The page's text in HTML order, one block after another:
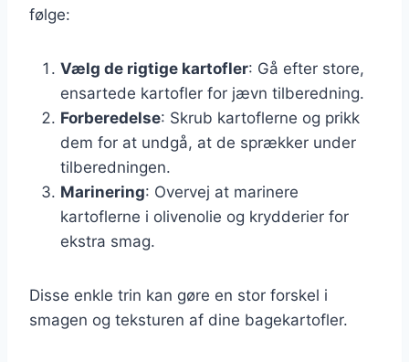
følge:
Vælg de rigtige kartofler: Gå efter store,
ensartede kartofler for jævn tilberedning.
Forberedelse: Skrub kartoflerne og prikk
dem for at undgå, at de sprækker under
tilberedningen.
Marinering: Overvej at marinere
kartoflerne i olivenolie og krydderier for
ekstra smag.
Disse enkle trin kan gøre en stor forskel i
smagen og teksturen af dine bagekartofler.